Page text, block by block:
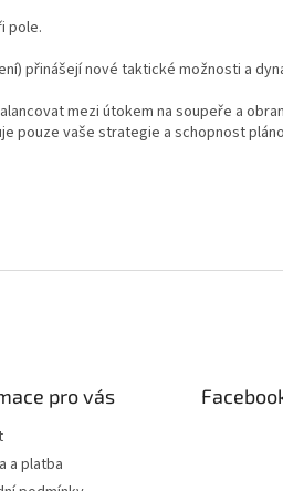
pole.
přinášejí nové taktické možnosti a
mezi útokem na soupeře a
pouze vaše strategie a schopnost
pro vás
a platba